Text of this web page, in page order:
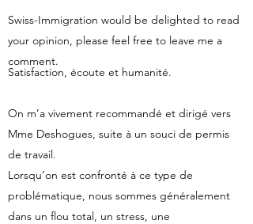
Swiss-Immigration would be delighted to read
your opinion, please feel free to leave me a
comment.
Satisfaction, écoute et humanité.
On m’a vivement recommandé et dirigé vers
Mme Deshogues, suite à un souci de permis
de travail.
Lorsqu’on est confronté à ce type de
problématique, nous sommes généralement
dans un flou total, un stress, une